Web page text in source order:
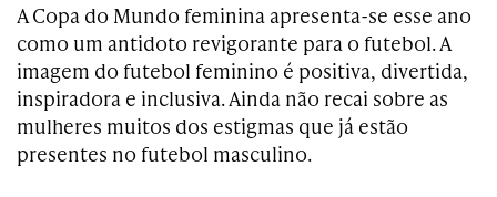
A Copa do Mundo feminina apresenta-se esse ano
como um antidoto revigorante para o futebol. A
imagem do futebol feminino é positiva, divertida,
inspiradora e inclusiva. Ainda não recai sobre as
mulheres muitos dos estigmas que já estão
presentes no futebol masculino.